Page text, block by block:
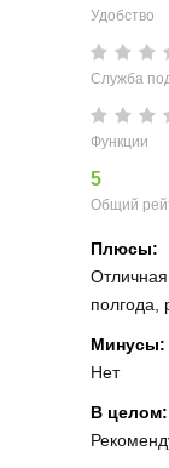
Удобство
Служба
Функции
5
Общий
Плюсы:
полгода,
Минусы:
Нет
В целом: